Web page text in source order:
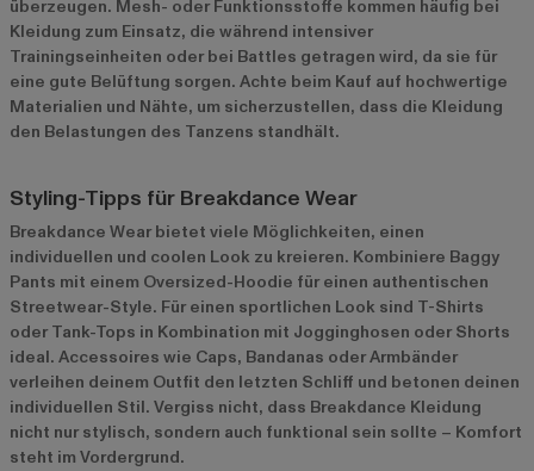
überzeugen. Mesh- oder Funktionsstoffe kommen häufig bei
Kleidung zum Einsatz, die während intensiver
Trainingseinheiten oder bei Battles getragen wird, da sie für
eine gute Belüftung sorgen. Achte beim Kauf auf hochwertige
Materialien und Nähte, um sicherzustellen, dass die Kleidung
den Belastungen des Tanzens standhält.
Styling-Tipps für Breakdance Wear
Breakdance Wear bietet viele Möglichkeiten, einen
individuellen und coolen Look zu kreieren. Kombiniere Baggy
Pants mit einem Oversized-Hoodie für einen authentischen
Streetwear-Style. Für einen sportlichen Look sind T-Shirts
oder Tank-Tops in Kombination mit Jogginghosen oder Shorts
ideal. Accessoires wie Caps, Bandanas oder Armbänder
verleihen deinem Outfit den letzten Schliff und betonen deinen
individuellen Stil. Vergiss nicht, dass Breakdance Kleidung
nicht nur stylisch, sondern auch funktional sein sollte – Komfort
steht im Vordergrund.